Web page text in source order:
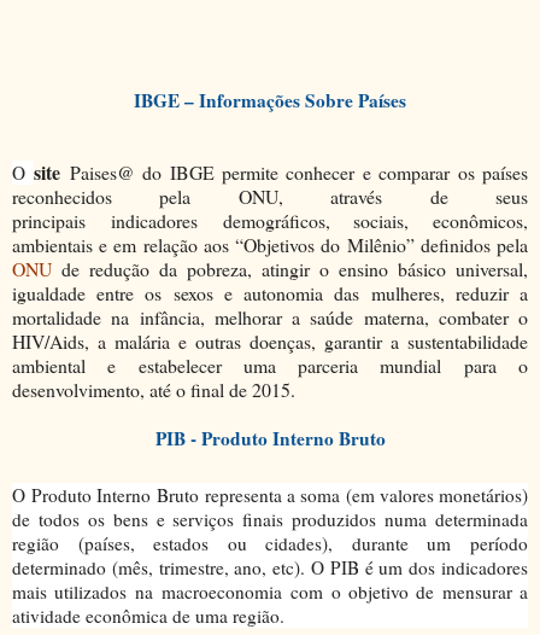
IBGE – Informações Sobre Países
O site Paises@ do IBGE permite conhecer e comparar os países
reconhecidos pela ONU, através de seus
principais
indicadoresdemográficos, sociais, econômicos,
ambientais e em relação aos “Objetivos do Milênio” definidos pela
ONU de redução da pobreza, atingir o ensino básico universal,
igualdade entre os sexos e autonomia das mulheres, reduzir a
mortalidade na infância, melhorar a saúde materna, combater o
HIV/Aids, a malária e outras doenças, garantir a sustentabilidade
ambiental e estabelecer uma parceria mundial para o
desenvolvimento, até o final de 2015.
PIB - Produto Interno Bruto
O Produto Interno Bruto representa a soma (em valores monetários)
de todos os bens e serviços finais produzidos numa determinada
região (países, estados ou cidades), durante um período
determinado (mês, trimestre, ano, etc). O PIB é um dos indicadores
mais utilizados na macroeconomiacom o objetivo de mensurar a
atividade econômica de uma região.